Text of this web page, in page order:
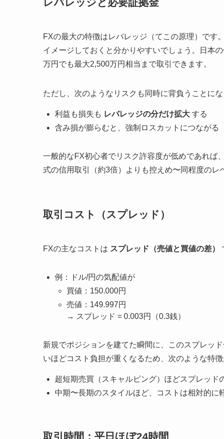
レバレッジと必要証拠金
FXの最大の特徴はレバレッジ（てこの原理）です
イメージしておくと分かりやすいでしょう。日本
万円でも最大2,500万円相当まで取引できます。
ただし、次のようなリスクも同時に背負うことにな
利益も損失も レバレッジの分だけ拡大 する
含み損が膨らむと、強制ロスカットにつながる
一般的なFX初心者でリスク許容度が低めであれば、
式の信用取引（約3倍）よりも控えめ〜同程度のレ
取引コスト（スプレッド）
FXの主なコストは スプレッド（売値と買値の差）
例：ドル/円の気配値が
買値：150.000円
売値：149.997円
→ スプレッド = 0.003円（0.3銭）
新規でポジションを建てた瞬間に、このスプレッ
いほどコスト負担が重くなるため、次のような特徴
超短期売買（スキャルピング）ほどスプレッド
中期〜長期のスタイルほど、コストは相対的に
取引時間：平日ほぼ24時間